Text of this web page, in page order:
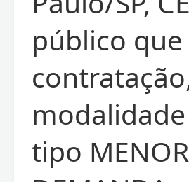
público
modalidade
tipo